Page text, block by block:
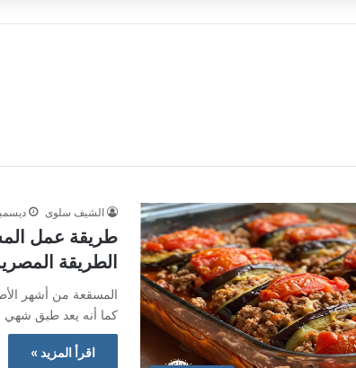
الشيف سلوى ديسمبر 23,
طريقة عمل
الطريقة
المسقعة من أشهر
كما أنه يعد طبق شهي
اقرأ المزيد »